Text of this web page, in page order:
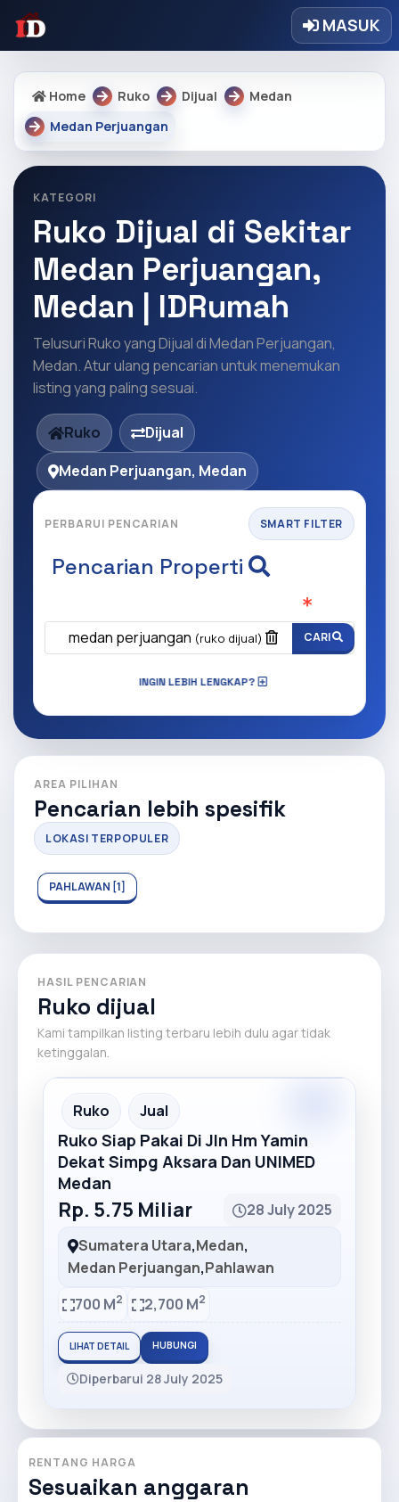
MASUK
Home Ruko Dijual
Medan
Medan Perjuangan
KATEGORI
Ruko Dijual di Sekitar
Medan Perjuangan,
Medan | IDRumah
Telusuri Ruko yang Dijual di Medan Perjuangan,
Medan. Atur ulang pencarian untuk menemukan
listing yang paling sesuai.
Ruko
Dijual
Medan Perjuangan, Medan
PERBARUI PENCARIAN SMART FILTER
Pencarian Properti
medan perjuangan (ruko dijual) CARI
INGIN LEBIH LENGKAP?
AREA PILIHAN
Pencarian lebih spesifik
LOKASI TERPOPULER
PAHLAWAN [1]
HASIL PENCARIAN
Ruko dijual
Kami tampilkan listing terbaru lebih dulu agar tidak
ketinggalan.
Recommended
Ruko Jual
Ruko Siap Pakai Di Jln Hm Yamin
Dekat Simpg Aksara Dan UNIMED
Medan
Rp. 5.75 Miliar
28 July 2025
Sumatera Utara,Medan,
Medan Perjuangan,Pahlawan
700 M2 2,700 M2
LIHAT DETAIL HUBUNGI
Diperbarui 28 July 2025
RENTANG HARGA
Sesuaikan anggaran